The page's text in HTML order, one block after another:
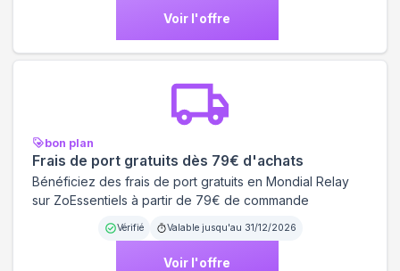
Voir l'offre
bon plan
Frais de port gratuits dès 79€ d'achats
Bénéficiez des frais de port gratuits en Mondial Relay
sur ZoEssentiels à partir de 79€ de commande
Vérifié Valable jusqu'au 31/12/2026
Voir l'offre